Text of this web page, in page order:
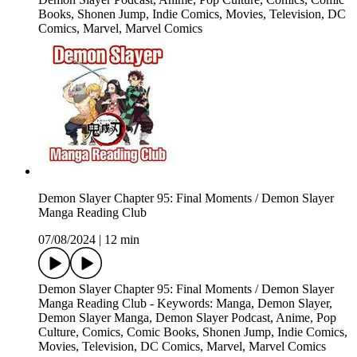
Books, Shonen Jump, Indie Comics, Movies, Television, DC
Comics, Marvel, Marvel Comics
Demon Slayer Chapter 95: Final Moments / Demon Slayer
Manga Reading Club
07/08/2024
12 min
Demon Slayer Chapter 95: Final Moments / Demon Slayer
Manga Reading Club - Keywords: Manga, Demon Slayer,
Demon Slayer Manga, Demon Slayer Podcast, Anime, Pop
Culture, Comics, Comic Books, Shonen Jump, Indie Comics,
Movies, Television, DC Comics, Marvel, Marvel Comics